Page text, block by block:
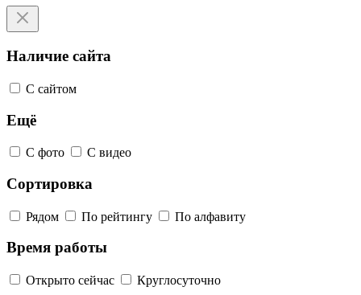
Наличие сайта
С сайтом
Ещё
С фото С видео
Сортировка
Рядом По рейтингу По алфавиту
Время работы
Открыто сейчас Круглосуточно